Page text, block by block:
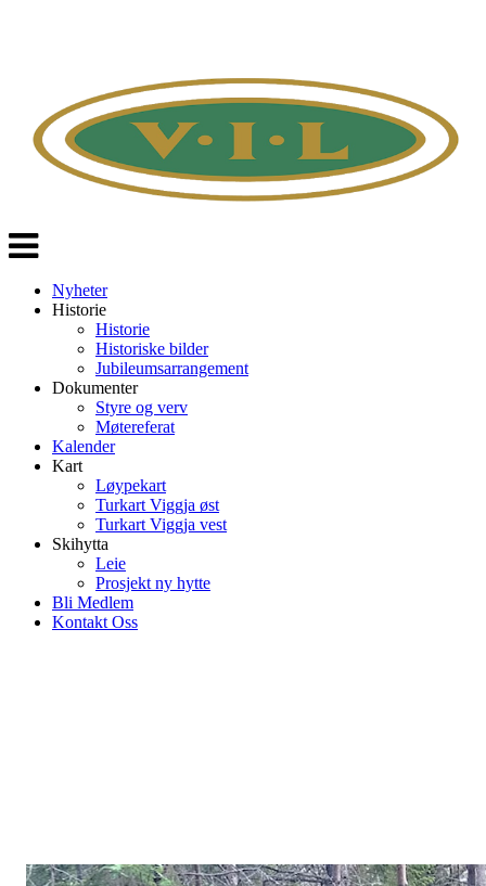
Veksle
navigasjon
Nyheter
Historie
Historie
Historiske bilder
Jubileumsarrangement
Dokumenter
Styre og verv
Møtereferat
Kalender
Kart
Løypekart
Turkart Viggja øst
Turkart Viggja vest
Skihytta
Leie
Prosjekt ny hytte
Bli Medlem
Kontakt Oss